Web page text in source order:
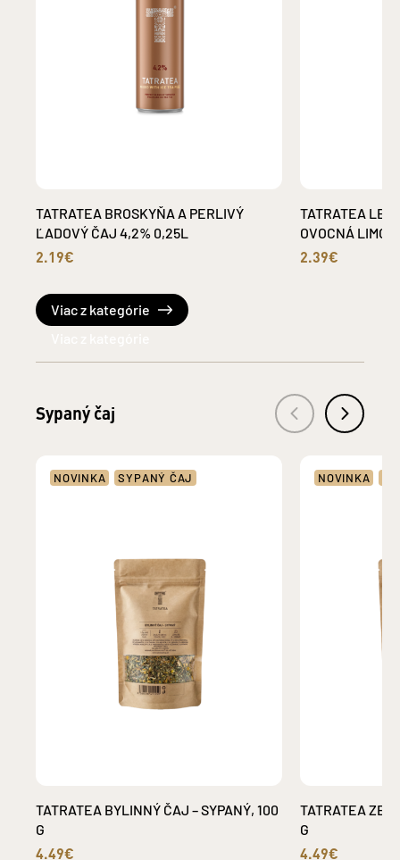
TATRATEA BROSKYŇA A PERLIVÝ
ĽADOVÝ ČAJ 4,2% 0,25L
2.19€
TATRATEA
OVOCNÁ
2.39€
Viac z kategórie
Sypaný čaj
NOVINKA SYPANÝ ČAJ
TATRATEA BYLINNÝ ČAJ – SYPANÝ, 100
G
4.49€
NOVINKA
TATRATEA
G
4.49€